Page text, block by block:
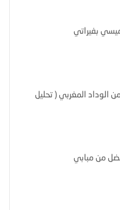
بفيراتي
الوداد المغربي ( تحليل
من مبابي